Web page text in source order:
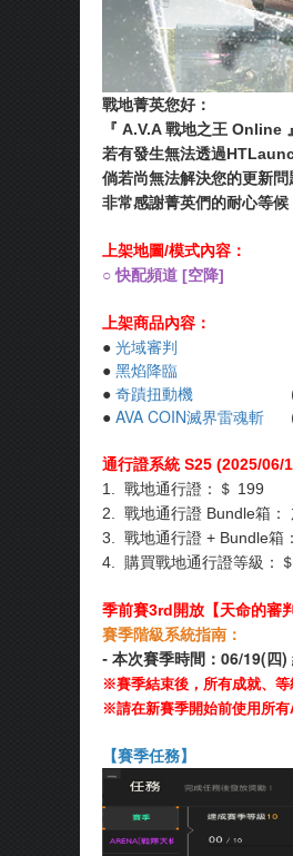
戰地菁英您好：
『 A.V.A 戰地之王 Online
若有發生無法透過
倘若尚無法解決您的更新
非常感謝菁英們的耐心等候
上架地圖/模式內容：
○ 快配頻道 [空降]
上架商品內容：
● 光域審判 (06/19
● 黑焰降臨 (06/19
● 奇蹟扭動機 (06/19
● AVA COIN滅界雷魂斬
通行證系統 S25 (2025/06/
1. 戰地通行證：＄ 199
2. 戰地通行證 Bundle箱：
3. 戰地通行證 + Bundle箱
4. 購買戰地通行證等級：
季前賽3rd開放【天命的審
賽季階級系統指南：
- 本次賽季時間：06/19(四
※賽季結束後，所有成就、
※請在新賽季開始前使用所
【賽季任務】